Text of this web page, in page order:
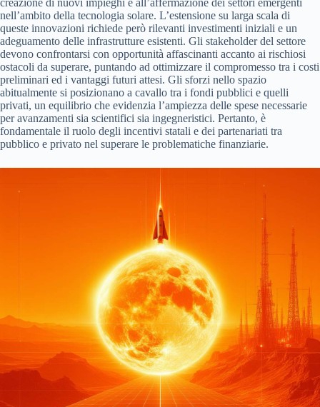
nell’ambito della tecnologia solare. L’estensione su larga scala di
queste innovazioni richiede però rilevanti investimenti iniziali e un
adeguamento delle infrastrutture esistenti. Gli stakeholder del settore
devono confrontarsi con opportunità affascinanti accanto ai rischiosi
ostacoli da superare, puntando ad ottimizzare il compromesso tra i costi
preliminari ed i vantaggi futuri attesi. Gli sforzi nello spazio
abitualmente si posizionano a cavallo tra i fondi pubblici e quelli
privati, un equilibrio che evidenzia l’ampiezza delle spese necessarie
per avanzamenti sia scientifici sia ingegneristici. Pertanto, è
fondamentale il ruolo degli incentivi statali e dei partenariati tra
pubblico e privato nel superare le problematiche finanziarie.